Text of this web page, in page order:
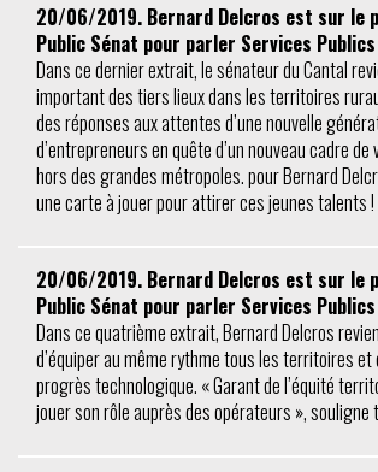
20/06/2019. Bernard Delcros est sur le
Public Sénat pour parler Services
Dans ce dernier extrait, le sénateur du Cantal
important des tiers lieux dans les territoires
des réponses aux attentes d’une nouvelle
d’entrepreneurs en quête d’un nouveau cadre
hors des grandes métropoles. pour Bernard
une carte à jouer pour attirer ces jeunes talents
20/06/2019. Bernard Delcros est sur le
Public Sénat pour parler Services
Dans ce quatrième extrait, Bernard Delcros
d’équiper au même rythme tous les territoires et
progrès technologique. « Garant de l’équité
jouer son rôle auprès des opérateurs », souligne